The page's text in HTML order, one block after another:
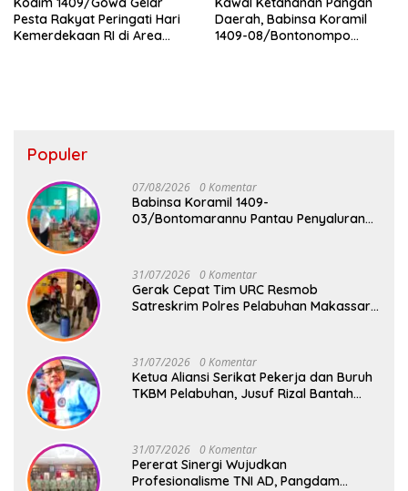
Pesta Rakyat Peringati Hari
Kemerdekaan RI di Area
Daerah, Babinsa Koramil
1409-08/Bontonompo
Populer
07/08/2026 0 Komentar
Babinsa Koramil 1409-
03/Bontomarannu Pantau Penyaluran
31/07/2026 0 Komentar
Gerak Cepat Tim URC Resmob
Satreskrim Polres Pelabuhan Makassar
31/07/2026 0 Komentar
Ketua Aliansi Serikat Pekerja dan Buruh
TKBM Pelabuhan, Jusuf Rizal Bantah
31/07/2026 0 Komentar
Pererat Sinergi Wujudkan
Profesionalisme TNI AD, Pangdam